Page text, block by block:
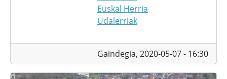
Euskal Herria
Udalerriak
Gaindegia, 2020-05-07 - 16:30